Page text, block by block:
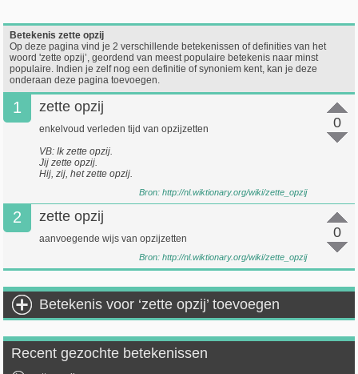
Betekenis zette opzij
Op deze pagina vind je 2 verschillende betekenissen of definities van het
woord 'zette opzij’, geordend van meest populaire betekenis naar minst
populaire. Indien je zelf nog een definitie of synoniem kent, kan je deze
onderaan deze pagina toevoegen.
1
0
zette opzij
enkelvoud verleden tijd van opzijzetten
VB: Ik zette opzij.
Jij zette opzij.
Hij, zij, het zette opzij.
Bron: http://nl.wiktionary.org/wiki/zette_opzij
2
0
zette opzij
aanvoegende wijs van opzijzetten
Bron: http://nl.wiktionary.org/wiki/zette_opzij
Betekenis voor ‘zette opzij’ toevoegen
Recent gezochte betekenissen